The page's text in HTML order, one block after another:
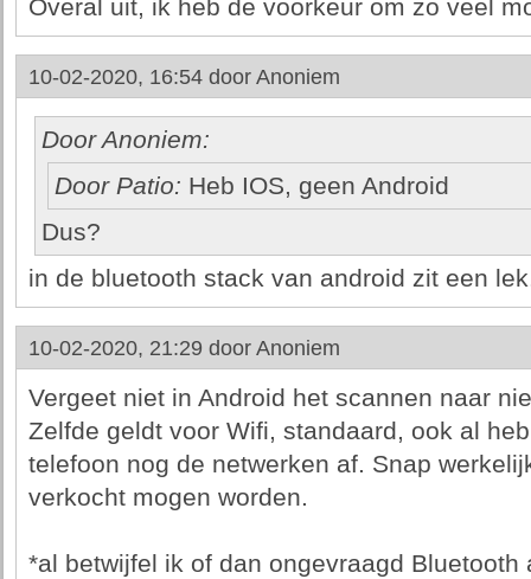
Overal uit, ik heb de voorkeur om zo veel
10-02-2020, 16:54 door Anoniem
Door Anoniem:
Door Patio: Heb IOS, geen Android
Dus?
in de bluetooth stack van android zit een
10-02-2020, 21:29 door Anoniem
Vergeet niet in Android het scannen naar
Zelfde geldt voor Wifi, standaard, ook al
telefoon nog de netwerken af. Snap
verkocht mogen worden.
*al betwijfel ik of dan ongevraagd